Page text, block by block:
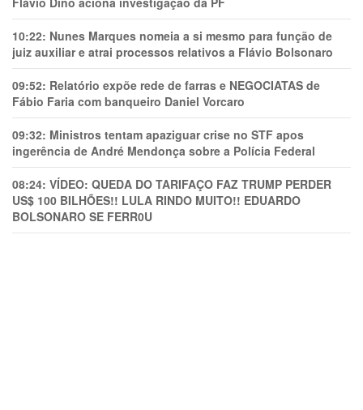
10:22: Nunes Marques nomeia a si mesmo para função de
juiz auxiliar e atrai processos relativos a Flávio Bolsonaro
09:52: Relatório expõe rede de farras e NEGOCIATAS de
Fábio Faria com banqueiro Daniel Vorcaro
09:32: Ministros tentam apaziguar crise no STF apos
ingerência de André Mendonça sobre a Polícia Federal
08:24: VÍDEO: QUEDA DO TARIFAÇO FAZ TRUMP PERDER
US$ 100 BILHÕES!! LULA RINDO MUITO!! EDUARDO
BOLSONARO SE FERR0U